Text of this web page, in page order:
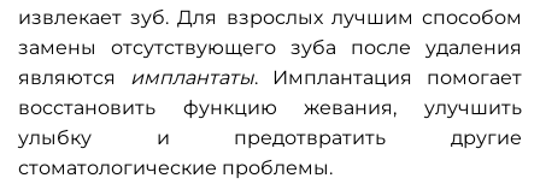
извлекает зуб. Для взрослых лучшим способом
замены отсутствующего зуба после удаления
являются имплантаты. Имплантация помогает
восстановить функцию жевания, улучшить
улыбку и предотвратить другие
стоматологические проблемы.